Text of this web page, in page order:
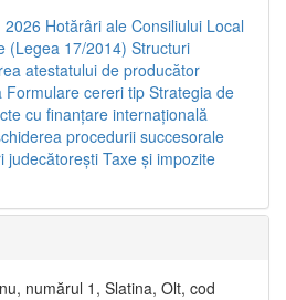
2026 Hotărâri ale Consiliului Local
(Legea 17/2014) Structuri
atestatului de producător
Formulare cereri tip Strategia de
cu finanţare internaţională
procedurii succesorale
judecătorești Taxe şi impozite
numărul 1, Slatina, Olt, cod